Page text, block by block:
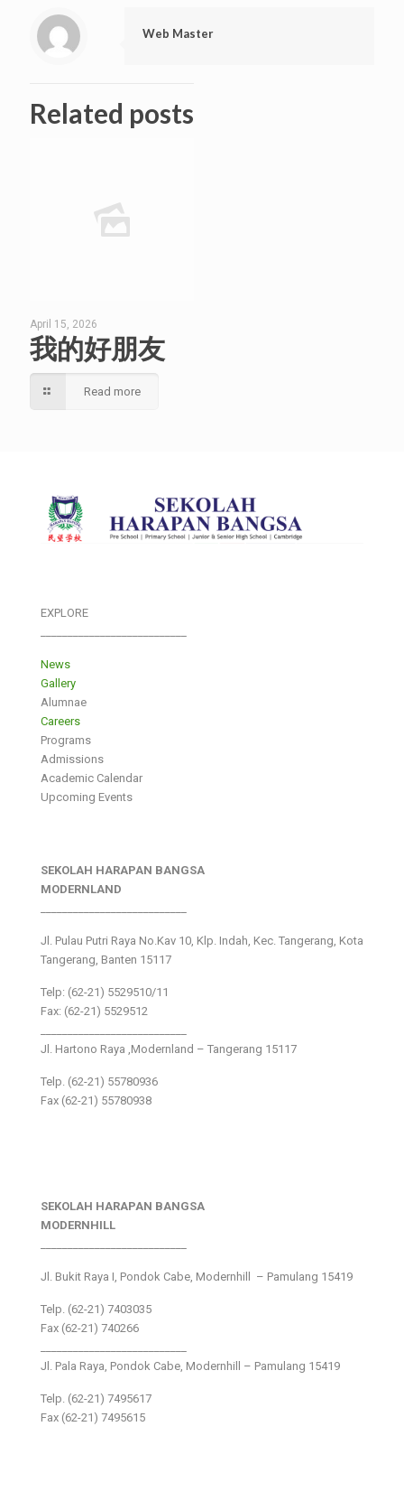
Web Master
Related posts
April 15, 2026
我的好朋友
Read more
EXPLORE
News
Gallery
Alumnae
Careers
Programs
Admissions
Academic Calendar
Upcoming Events
SEKOLAH HARAPAN BANGSA
MODERNLAND
Jl. Pulau Putri Raya No.Kav 10, Klp. Indah, Kec. Tangerang, Kota
Tangerang, Banten 15117
Telp: (62-21) 5529510/11
Fax: (62-21) 5529512
Jl. Hartono Raya ,Modernland – Tangerang 15117
Telp. (62-21) 55780936
Fax (62-21) 55780938
SEKOLAH HARAPAN BANGSA
MODERNHILL
Jl. Bukit Raya I, Pondok Cabe, Modernhill – Pamulang 15419
Telp. (62-21) 7403035
Fax (62-21) 740266
Jl. Pala Raya, Pondok Cabe, Modernhill – Pamulang 15419
Telp. (62-21) 7495617
Fax (62-21) 7495615